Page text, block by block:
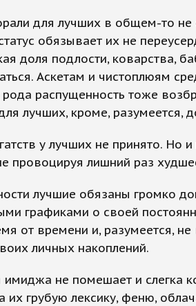
для лучших в общем-то не
обязывает их не
доля подлости, коварства,
Аскетам и чистоплюям
распущенность тоже
лучших, кроме, разумеется,
у лучших не принято. Но
провоцируя лишний раз
лучшие обязаны громко
графиками о своей
от времени и, разумеется, не
личных накоплений.
имиджа не помешает и слегка
их грубую лексику, феню,